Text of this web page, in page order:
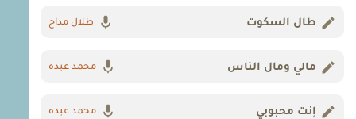
طال السكوت طلال مداح
مالي ومال الناس محمد عبده
إنت محبوبي محمد عبده